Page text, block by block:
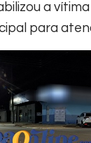
a
para